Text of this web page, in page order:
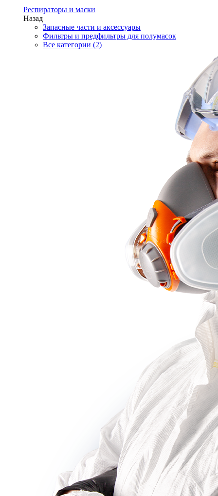
Респираторы и маски
Назад
Запасные части и аксессуары
Фильтры и предфильтры для полумасок
Все категории (2)